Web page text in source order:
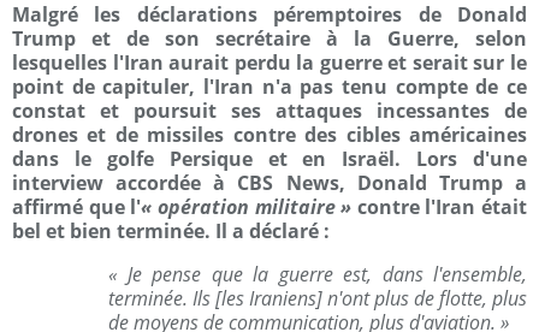
Malgré les déclarations péremptoires de Donald
Trump et de son secrétaire à la Guerre, selon
lesquelles l'Iran aurait perdu la guerre et serait sur le
point de capituler, l'Iran n'a pas tenu compte de ce
constat et poursuit ses attaques incessantes de
drones et de missiles contre des cibles américaines
dans le golfe Persique et en Israël. Lors d'une
interview accordée à CBS News, Donald Trump a
affirmé que l'« opération militaire » contre l'Iran était
bel et bien terminée. Il a déclaré :
« Je pense que la guerre est, dans l'ensemble,
terminée. Ils [les Iraniens] n'ont plus de flotte, plus
de moyens de communication, plus d'aviation. »